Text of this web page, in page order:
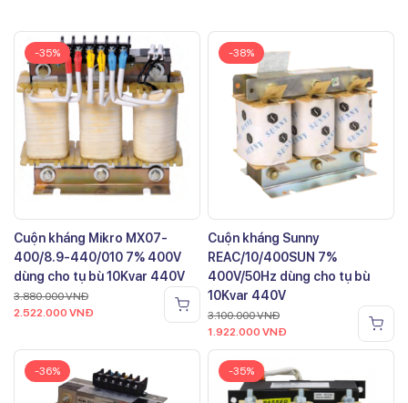
-35%
Cuộn kháng Mikro MX07-
400/8.9-440/010 7% 400V
dùng cho tụ bù 10Kvar 440V
3.880.000VNĐ
2.522.000 VNĐ
-38%
Cuộn kháng Sunny
REAC/10/400SUN 7%
400V/50Hz dùng cho tụ bù
10Kvar 440V
3.100.000VNĐ
1.922.000 VNĐ
-36% -35%